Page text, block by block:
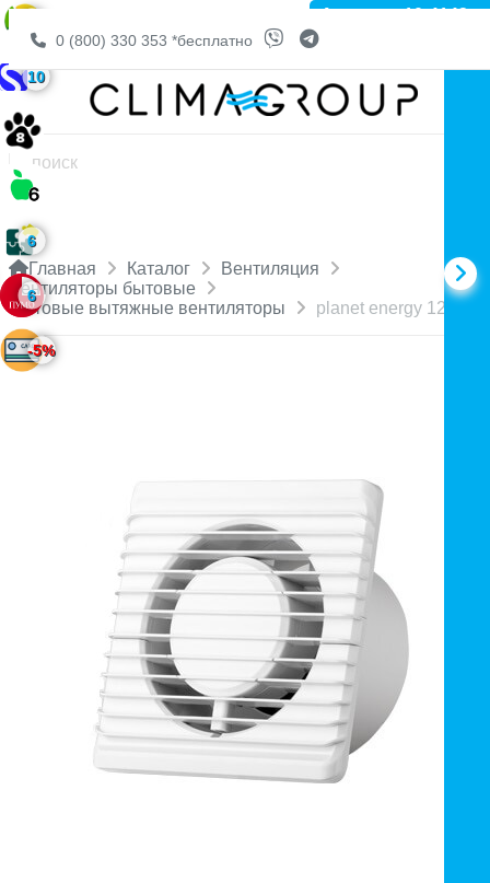
0 (800) 330 353 *бесплатно
Главная Каталог
Вентиляция
Вентиляторы бытовые
Бытовые вытяжные вентиляторы
planet energy 125 PS
Артикул: 10-4143
10
6
6
-5%